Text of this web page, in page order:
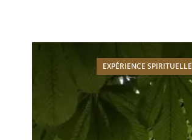
EXPÉRIENCE SPIRITUELLE